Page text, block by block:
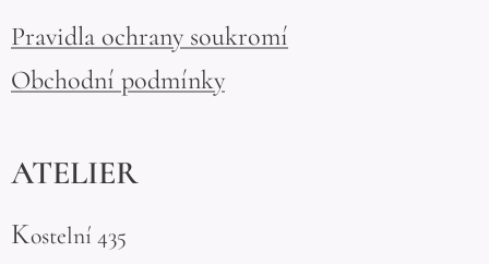
Pravidla ochrany soukromí
Obchodní podmínky
ATELIER
Kostelní 435